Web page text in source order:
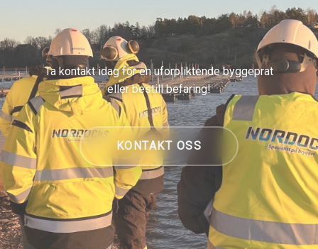
Ta kontakt idag for en uforpliktende byggeprat
eller bestill befaring!
KONTAKT OSS